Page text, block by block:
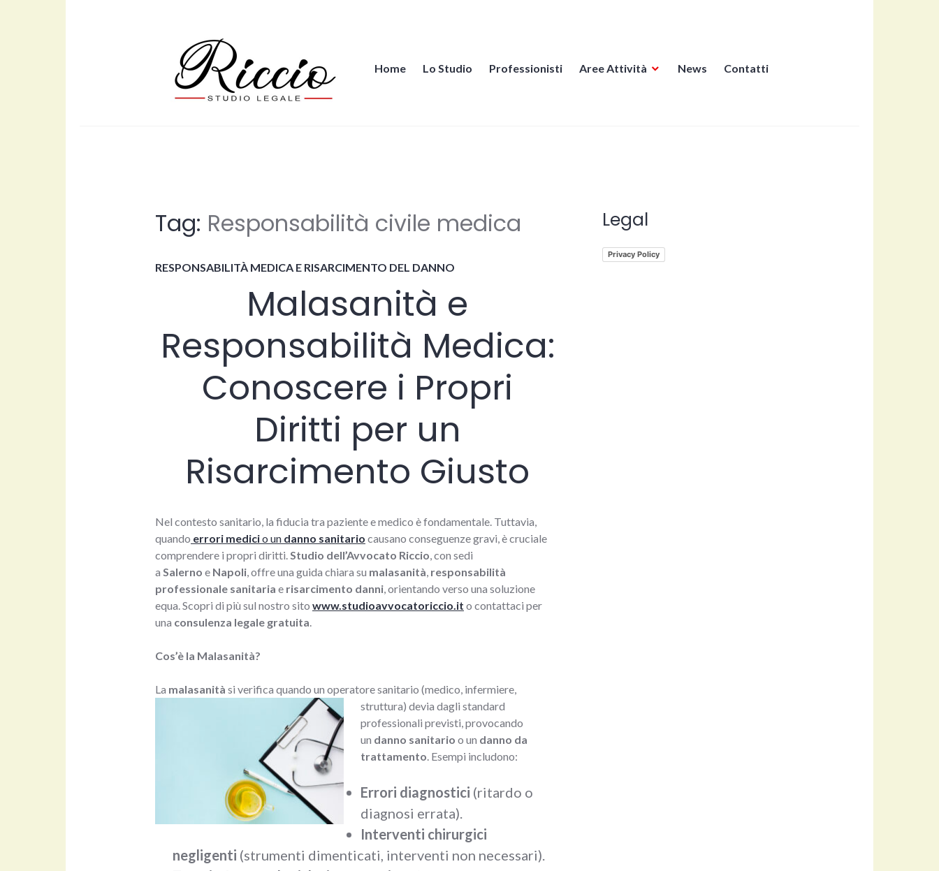
Home Lo Studio Professionisti Aree Attività News Contatti
Tag: Responsabilità civile medica
RESPONSABILITÀ MEDICA E RISARCIMENTO DEL DANNO
Malasanità e
Responsabilità Medica:
Conoscere i Propri
Diritti per un
Risarcimento Giusto
Nel contesto sanitario, la fiducia tra paziente e medico è fondamentale. Tuttavia,
quando errori medicio un danno sanitario causano conseguenze gravi, è cruciale
comprendere i propri diritti.Studio dell’Avvocato Riccio, con sedi
a Salerno e Napoli, offre una guida chiara su malasanità, responsabilità
professionale sanitaria e risarcimento danni, orientando verso una soluzione
equa. Scopri di più sul nostro sito www.studioavvocatoriccio.it o contattaci per
una consulenza legale gratuita.
Cos’è la Malasanità?
La malasanità si verifica quando un operatore sanitario (medico, infermiere,
struttura) devia dagli standard
professionali previsti, provocando
un danno sanitario o un danno da
trattamento. Esempi includono:
Errori diagnostici (ritardo o
diagnosi errata).
Interventi chirurgici
negligenti (strumenti dimenticati, interventi non necessari).
Legal
Privacy Policy